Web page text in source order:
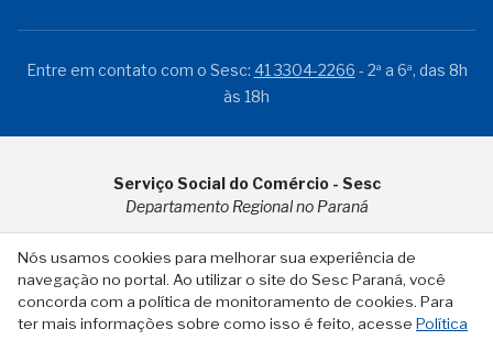
Nós usamos cookies para melhorar sua experiência de
navegação no portal. Ao utilizar o site do Sesc Paraná, você
concorda com a política de monitoramento de cookies. Para
ter mais informações sobre como isso é feito, acesse Política
Entre em contato com o Sesc: 41 3304-2266 - 2ª a 6ª, das 8h
às 18h
Serviço Social do Comércio - Sesc
Departamento Regional no Paraná
Rua Visconde do Rio Branco, 931 - CEP 80.410-001 - Curitiba -
PR